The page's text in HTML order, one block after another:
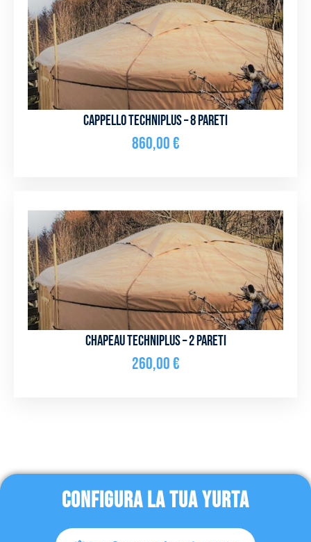
Cappello Techniplus – 8 pareti
860,00€
Chapeau Techniplus – 2 pareti
260,00€
CONFIGURA LA TUA YURTA